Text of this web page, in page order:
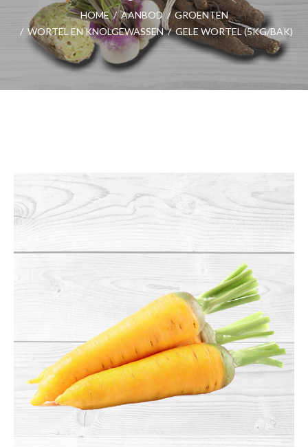
HOME / AANBOD / GROENTEN
/ WORTEL EN KNOLGEWASSEN / GELE WORTEL (5KG/BAK)